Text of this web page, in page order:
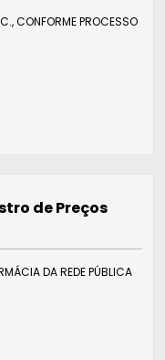
CONFORME PROCESSO
de Preços
DA REDE PÚBLICA